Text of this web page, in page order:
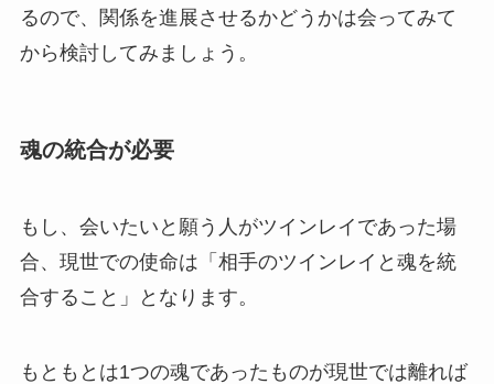
るので、関係を進展させるかどうかは会ってみて
から検討してみましょう。
魂の統合が必要
もし、会いたいと願う人がツインレイであった場
合、現世での使命は「相手のツインレイと魂を統
合すること」となります。
もともとは1つの魂であったものが現世では離れば